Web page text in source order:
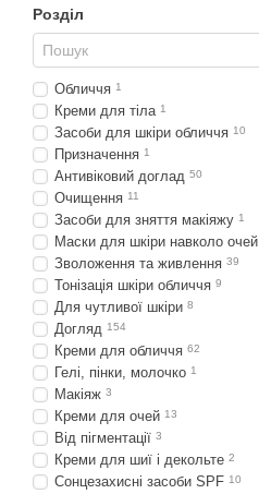
Розділ
Обличчя 1
Креми для тіла 1
Засоби для шкіри обличчя 10
Призначення 1
Антивіковий доглад 50
Очищення 11
Засоби для зняття макіяжу 1
Маски для шкіри навколо очей
Зволоження та живлення 39
Тонізація шкіри обличчя 9
Для чутливої шкіри 8
Догляд 154
Креми для обличчя 62
Гелі, пінки, молочко 1
Макіяж 3
Креми для очей 13
Від пігментації 3
Креми для шиї і декольте 2
Сонцезахисні засоби SPF 10